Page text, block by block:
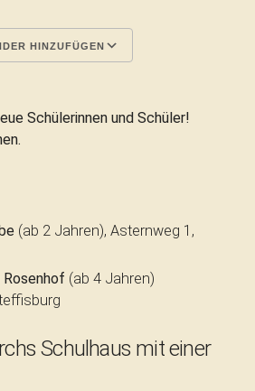
HINZUFÜGEN
Schülerinnen und Schüler!
(ab 2 Jahren), Asternweg 1,
(ab 4 Jahren)
Schulhaus mit einer